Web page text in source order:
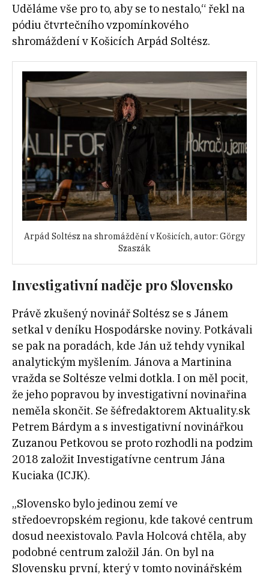
Uděláme vše pro to, aby se to nestalo,“ řekl na
pódiu čtvrtečního vzpomínkového
shromáždení v Košicích Arpád Soltész.
Arpád Soltész na shromáždění v Košicích, autor: Görgy
Szaszák
Investigativní naděje pro Slovensko
Právě zkušený novinář Soltész se s Jánem
setkal v deníku Hospodárske noviny. Potkávali
se pak na poradách, kde Ján už tehdy vynikal
analytickým myšlením. Jánova a Martinina
vražda se Soltésze velmi dotkla. I on měl pocit,
že jeho popravou by investigativní novinařina
neměla skončit. Se šéfredaktorem Aktuality.sk
Petrem Bárdym a s investigativní novinářkou
Zuzanou Petkovou se proto rozhodli na podzim
2018 založit Investigatívne centrum Jána
Kuciaka (ICJK).
„Slovensko bylo jedinou zemí ve
středoevropském regionu, kde takové centrum
dosud neexistovalo. Pavla Holcová chtěla, aby
podobné centrum založil Ján. On byl na
Slovensku první, který v tomto novinářském